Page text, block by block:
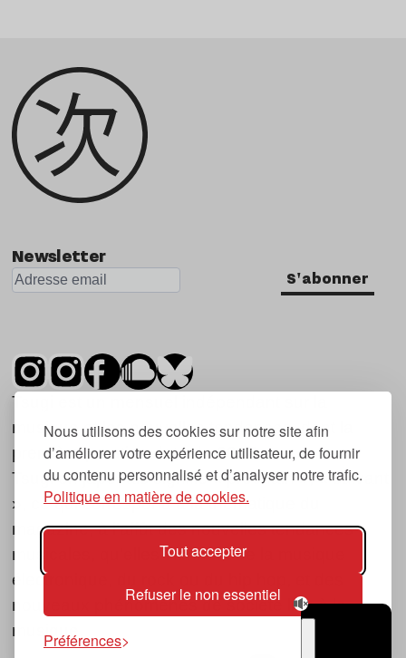
Nous utilisons des cookies sur notre site afin
d’améliorer votre expérience utilisateur, de fournir
du contenu personnalisé et d’analyser notre trafic.
Politique en matière de cookies.
Tout accepter
Refuser le non essentiel
Préférences
Newsletter
S'abonner
Tsugi est un mensuel indépendant sur la
musique et les nouvelles tendances, dont la
première parution date de 2007.
Tsugi en japonais signifie « prochain », « suivant
», ce qui correspond à la thématique du
magazine, à l’affût des nouvelles tendances
musicales, qu’elles viennent de la musique
électronique, du rock ou du hip hop, et des
nouveaux phénomènes de société liés à la
musique.